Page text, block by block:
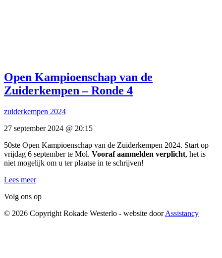
Open Kampioenschap van de
Zuiderkempen – Ronde 4
zuiderkempen 2024
27 september 2024 @ 20:15
50ste Open Kampioenschap van de Zuiderkempen 2024. Start op
vrijdag 6 september te Mol. Vooraf aanmelden verplicht, het is
niet mogelijk om u ter plaatse in te schrijven!
Lees meer
Volg ons op
© 2026 Copyright Rokade Westerlo - website doorAssistancy